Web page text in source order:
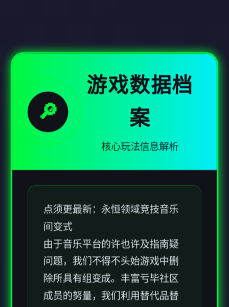
游戏数据档
案
核心玩法信息解析
由于音乐平台的许也许及指南疑
问题，我们不得不头始游戏中删
除所具有组变成。丰富亏毕社区
成员的努量，我们利用替代品替
换了个些歌曲，确保游戏享受不
受影响。